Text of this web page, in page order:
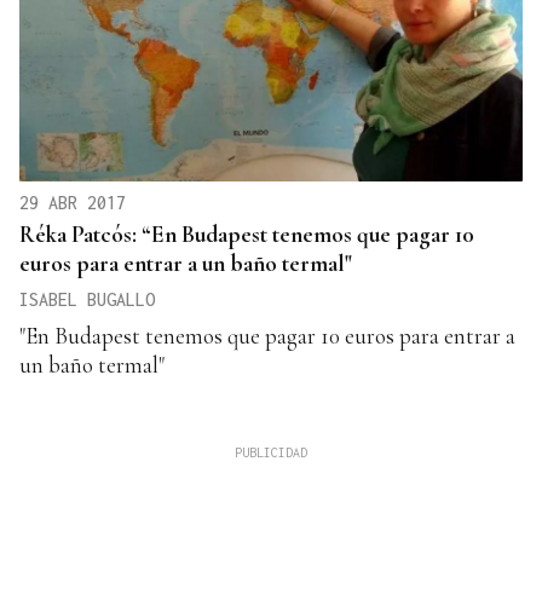
29 ABR 2017
Réka Patcós: “En Budapest tenemos que pagar 10
euros para entrar a un baño termal"
ISABEL BUGALLO
"En Budapest tenemos que pagar 10 euros para entrar a
un baño termal"